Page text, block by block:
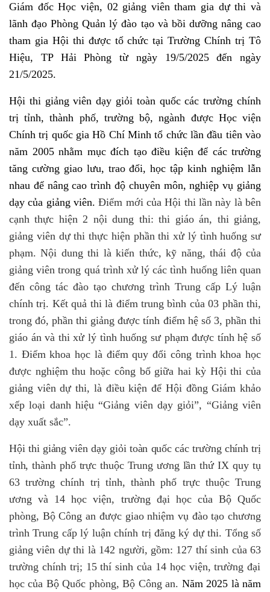
Giám đốc Học viện, 02 giảng viên tham gia dự thi và
lãnh đạo Phòng Quản lý đào tạo và bồi dưỡng nâng cao
tham gia Hội thi được tổ chức tại Trường Chính trị Tô
Hiệu, TP Hải Phòng từ ngày 19/5/2025 đến ngày
21/5/2025.
Hội thi giảng viên dạy giỏi toàn quốc các trường chính
trị tỉnh, thành phố, trường bộ, ngành được Học viện
Chính trị quốc gia Hồ Chí Minh tổ chức lần đầu tiên vào
năm 2005 nhằm mục đích tạo điều kiện để các trường
tăng cường giao lưu, trao đổi, học tập kinh nghiệm lẫn
nhau để nâng cao trình độ chuyên môn, nghiệp vụ giảng
dạy của giảng viên.Điểm mới của Hội thi lần này là bên
cạnh thực hiện 2 nội dung thi: thi giáo án, thi giảng,
giảng viên dự thi thực hiện phần thi xử lý tình huống sư
phạm. Nội dung thi là kiến thức, kỹ năng, thái độ của
giảng viên trong quá trình xử lý các tình huống liên quan
đến công tác đào tạo chương trình Trung cấp Lý luận
chính trị. Kết quả thi là điểm trung bình của 03 phần thi,
trong đó, phần thi giảng được tính điểm hệ số 3, phần thi
giáo ánvà thi xử lý tình huống sư phạm được tínhhệ số
1. Điểm khoa học là điểm quy đổi công trình khoa học
được nghiệm thu hoặc công bố giữa hai kỳ Hội thi của
giảng viên dự thi, là điều kiện để Hội đồngGiám khảo
xếp loại danh hiệu “Giảng viên dạy giỏi”, “Giảng viên
dạy xuất sắc”.
Hội thi giảng viên dạy giỏi toàn quốc các trường chính trị
tỉnh, thành phố trực thuộc Trung ương lần thứ IX quy tụ
63 trường chính trị tỉnh, thành phố trực thuộc Trung
ương và 14 học viện, trường đại học của Bộ Quốc
phòng, Bộ Công an đượcgiao nhiệm vụđào tạo chương
trình Trung cấp lý luận chính trị đăng ký dự thi. Tổng số
giảng viên dự thi là 142 người, gồm: 127 thí sinh của63
trường chính trị; 15thí sinh của 14 họcviện, trường đại
học của Bộ Quốc phòng, Bộ Công an. Năm 2025 là năm